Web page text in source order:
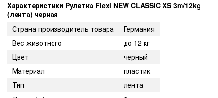
Характеристики Рулетка Flexi NEW CLASSIC XS 3m/12kg
(лента) черная
Страна-производитель товара
Германия
Вес животного
до 12 кг
Цвет
черный
Материал
пластик
Тип
лента